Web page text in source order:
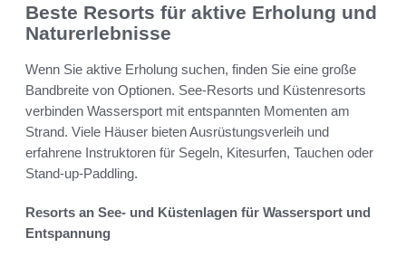
Beste Resorts für aktive Erholung und
Naturerlebnisse
Wenn Sie aktive Erholung suchen, finden Sie eine große
Bandbreite von Optionen. See-Resorts und Küstenresorts
verbinden Wassersport mit entspannten Momenten am
Strand. Viele Häuser bieten Ausrüstungsverleih und
erfahrene Instruktoren für Segeln, Kitesurfen, Tauchen oder
Stand-up-Paddling.
Resorts an See- und Küstenlagen für Wassersport und
Entspannung